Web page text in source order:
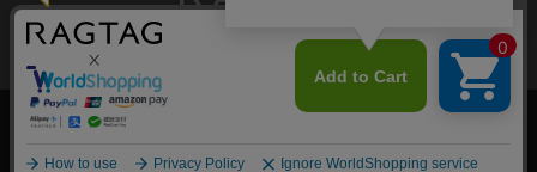
デザイナーズブランドのユーズド・セレクトショップ
COPYRIGHT© TIN PAN ALLEY CO., LTD. ALL RIGHTS RESERVED.